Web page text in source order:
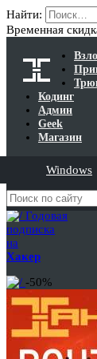
Найти:
Временная
Кодинг
Админ
Geek
Магазин
Windows
Годовая
подписка
на
Хакер
-50%